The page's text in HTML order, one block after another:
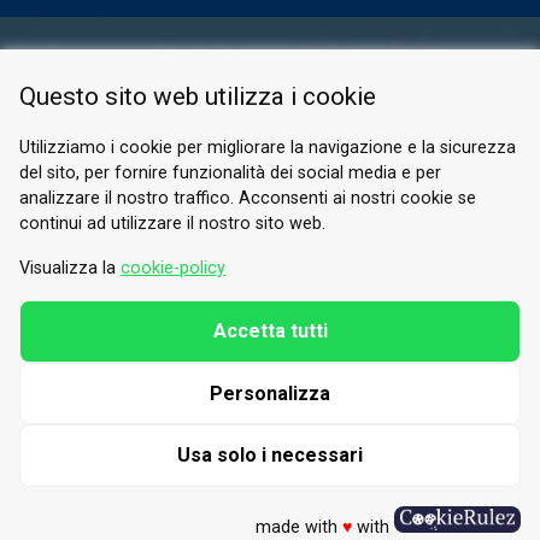
PRIVACY POLICY
© 2026 Valle di Susa
Tesori di Arte e Cultura Alpina
E-mail.info@vallesusa-tesori.it
Questo sito web utilizza i cookie
Utilizziamo i cookie per migliorare la navigazione e la sicurezza
del sito, per fornire funzionalità dei social media e per
analizzare il nostro traffico. Acconsenti ai nostri cookie se
continui ad utilizzare il nostro sito web.
Visualizza la cookie-policy
Usa solo i necessari
Personalizza
Accetta tutti
made with ♥with